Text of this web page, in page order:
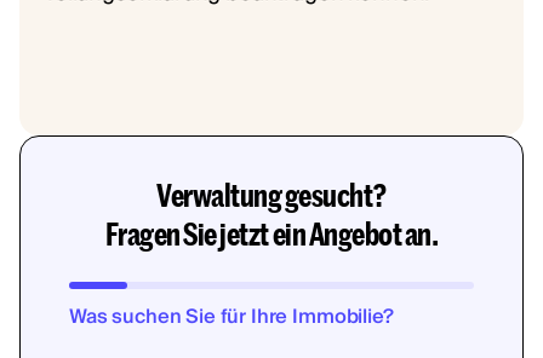
Verwaltung gesucht?
Fragen Sie jetzt ein Angebot an.
Was suchen Sie für Ihre Immobilie?